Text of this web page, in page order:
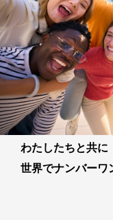
わたしたちと共に
世界でナンバーワ